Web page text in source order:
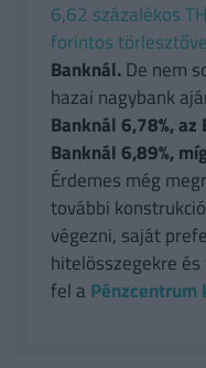
6,62 százalékos
forintos
Banknál.De nem
hazai nagybank
Banknál 6,78%, az
Banknál 6,89%,
Érdemes még
további
végezni, saját
hitelösszegekre
fel a